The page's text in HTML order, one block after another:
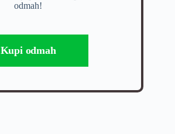
odmah!
Kupi odmah